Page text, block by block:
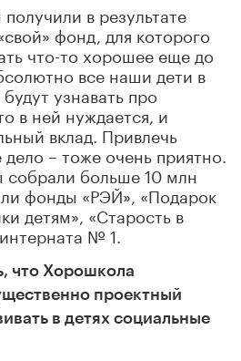
в результате
фонд, для которого
что-то хорошее еще до
все наши дети в
узнавать про
в ней нуждается, и
вклад. Привлечь
– тоже очень приятно.
больше 10 млн
фонды «РЭЙ», «Подарок
детям», «Старость в
№ 1.
что Хорошкола
проектный
в детях социальные